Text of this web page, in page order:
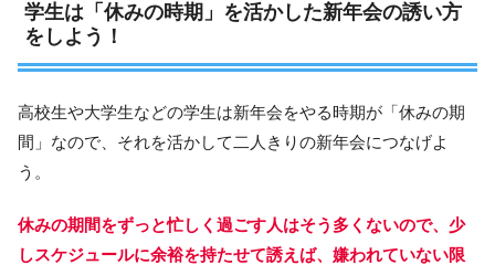
学生は「休みの時期」を活かした新年会の誘い方
をしよう！
高校生や大学生などの学生は新年会をやる時期が「休みの期
間」なので、それを活かして二人きりの新年会につなげよ
う。
休みの期間をずっと忙しく過ごす人はそう多くないので、少
しスケジュールに余裕を持たせて誘えば、嫌われていない限